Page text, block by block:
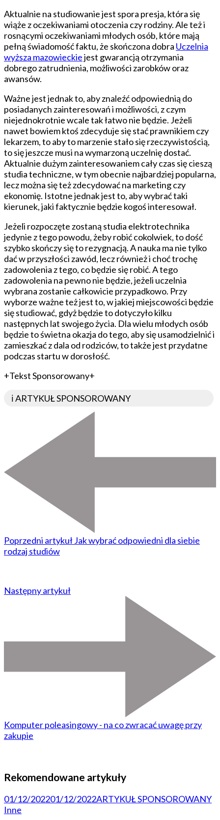
Aktualnie na studiowanie jest spora presja, która się
wiąże z oczekiwaniami otoczenia czy rodziny. Ale też i
rosnącymi oczekiwaniami młodych osób, które mają
pełną świadomość faktu, że skończona dobra Uczelnia
wyższa mazowieckiejest gwarancją otrzymania
dobrego zatrudnienia, możliwości zarobków oraz
awansów.
Ważne jest jednak to, aby znaleźć odpowiednią do
posiadanych zainteresowań i możliwości, z czym
niejednokrotnie wcale tak łatwo nie będzie. Jeżeli
nawet bowiem ktoś zdecyduje się stać prawnikiem czy
lekarzem, to aby to marzenie stało się rzeczywistością,
to się jeszcze musi na wymarzoną uczelnię dostać.
Aktualnie dużym zainteresowaniem cały czas się cieszą
studia techniczne, w tym obecnie najbardziej popularna,
lecz można się też zdecydować na marketing czy
ekonomię. Istotne jednak jest to, aby wybrać taki
kierunek, jaki faktycznie będzie kogoś interesował.
Jeżeli rozpoczęte zostaną studia elektrotechnika
jedynie z tego powodu, żeby robić cokolwiek, to dość
szybko skończy się to rezygnacją. A nauka ma nie tylko
dać w przyszłości zawód, lecz również i choć trochę
zadowolenia z tego, co będzie się robić. A tego
zadowolenia na pewno nie będzie, jeżeli uczelnia
wybrana zostanie całkowicie przypadkowo. Przy
wyborze ważne też jest to, w jakiej miejscowości będzie
się studiować, gdyż będzie to dotyczyło kilku
następnych lat swojego życia. Dla wielu młodych osób
będzie to świetna okazja do tego, aby się usamodzielnić i
zamieszkać z dala od rodziców, to także jest przydatne
podczas startu w dorosłość.
+Tekst Sponsorowany+
ℹ️ ARTYKUŁ SPONSOROWANY
Poprzedni artykułJak wybrać odpowiedni dla siebie
rodzaj studiów
Następny artykuł
Komputer poleasingowy - na co zwracać uwagę przy
zakupie
Rekomendowane artykuły
01/12/202201/12/2022ARTYKUŁ SPONSOROWANY
Inne